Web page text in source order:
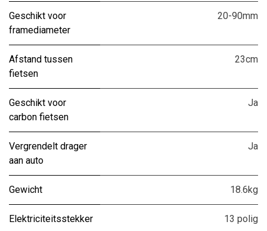
Geschikt voor
framediameter
20-90mm
Afstand tussen
fietsen
23cm
Geschikt voor
carbon fietsen
Ja
Vergrendelt drager
aan auto
Ja
Gewicht 18.6kg
Elektriciteitsstekker 13 polig